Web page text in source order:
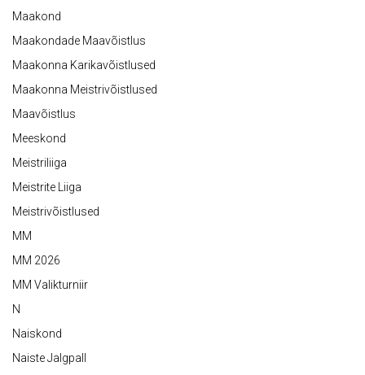
Maakond
Maakondade Maavõistlus
Maakonna Karikavõistlused
Maakonna Meistrivõistlused
Maavõistlus
Meeskond
Meistriliiga
Meistrite Liiga
Meistrivõistlused
MM
MM 2026
MM Valikturniir
N
Naiskond
Naiste Jalgpall